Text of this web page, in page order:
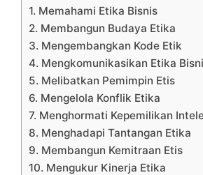
1. Memahami Etika Bisnis
2. Membangun Budaya Etika
3. Mengembangkan Kode Etik
4. Mengkomunikasikan Etika
5. Melibatkan Pemimpin Etis
6. Mengelola Konflik Etika
7. Menghormati Kepemilikan
8. Menghadapi Tantangan Etika
9. Membangun Kemitraan Etis
10. Mengukur Kinerja Etika